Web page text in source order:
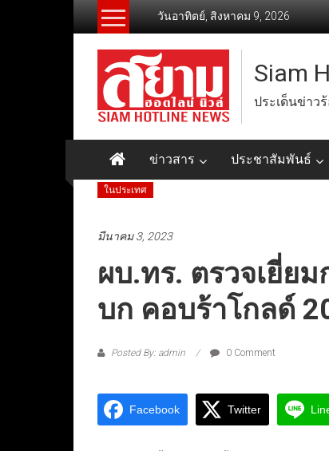
วันอาทิตย์, สิงหาคม 9, 2026
Siam
ประเด็นข่าว
ข่าวสาร ประชาสัมพันธ์
ในประเทศ
มีนาคม 3, 2023
ผบ.ทร. ตรวจเยี่ย
บก คอบร้าโกลด์
Posted By: admin 0 Comment
Facebook Twitter